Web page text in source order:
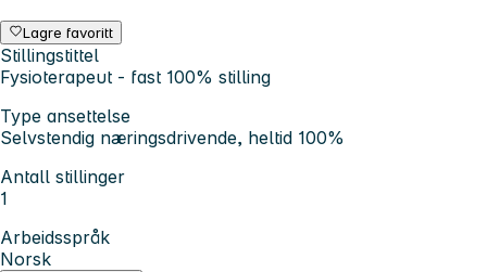
Lagre favoritt
Stillingstittel
Fysioterapeut - fast 100% stilling
Type ansettelse
Selvstendig næringsdrivende, heltid 100%
Antall stillinger
1
Arbeidsspråk
Norsk